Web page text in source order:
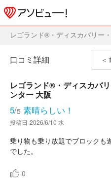
レゴランド®・ディスカバリー
口コミ詳細
レゴランド®・ディスカバ
ンター 大阪
5/5 素晴らしい！
投稿日 2026/6/10 水
乗り物も乗り放題でブロックも
でした。
0